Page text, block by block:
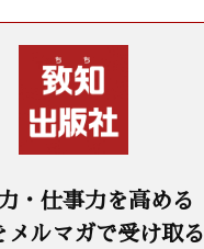
・仕事力を高める
メルマガで受け取る